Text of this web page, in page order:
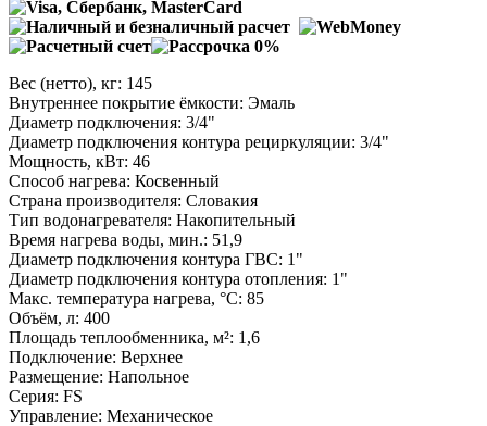
Вес (нетто), кг: 145
Внутреннее покрытие ёмкости: Эмаль
Диаметр подключения: 3/4"
Диаметр подключения контура рециркуляции: 3/4"
Мощность, кВт: 46
Способ нагрева: Косвенный
Страна производителя: Словакия
Тип водонагревателя: Накопительный
Время нагрева воды, мин.: 51,9
Диаметр подключения контура ГВС: 1"
Диаметр подключения контура отопления: 1"
Макс. температура нагрева, °С: 85
Объём, л: 400
Площадь теплообменника, м²: 1,6
Подключение: Верхнее
Размещение: Напольное
Серия: FS
Управление: Механическое